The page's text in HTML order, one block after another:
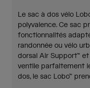
Le sac à dos vélo
polyvalence. Ce sac
fonctionnalités
randonnée ou vélo
dorsal Air Support™
ventile parfaitement
dos, le sac Lobo™